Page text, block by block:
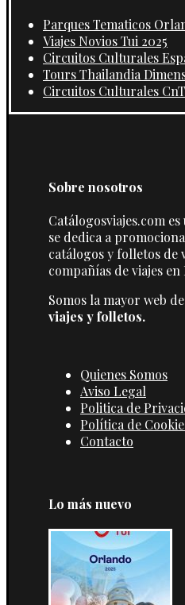
Parques Tematicos
Viajes Novios Tui 2025
Circuitos Culturales
Tours Thailandia
Circuitos Culturales
Sobre nosotros
Catálogosviajes.com
se dedica a
catálogos y folletos de
compañías de viajes en
Somos la mayor web de
viajes y folletos.
Quienes Somos
Aviso Legal
Politica de
Política de
Contacto
Lo más nuevo